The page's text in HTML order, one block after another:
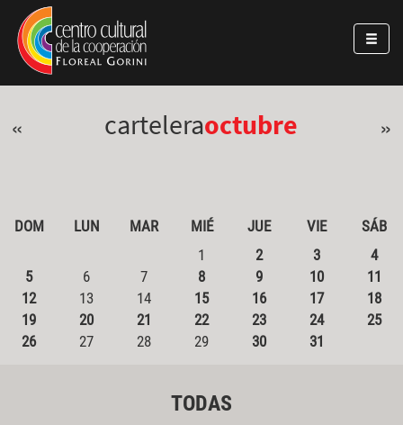
Pasar al contenido principal
Jump to main content
« carteleraoctubre »
DOM LUN MAR MIÉ JUE VIE
SÁB
1
2 3
4
5
6 7 8 9 10
11
12
13 14 15 16 17
18
19
20 21 22 23 24
25
26
27 28 29 30 31
TODAS